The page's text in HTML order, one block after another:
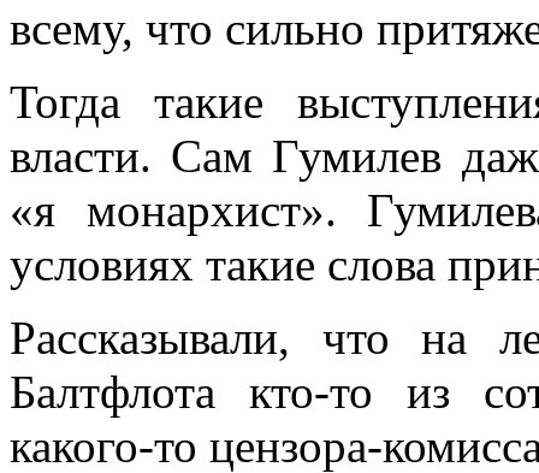
всему, что сильно
Тогда такие
власти. Сам Гумилев
«я монархист».
условиях такие слова
Рассказывали, что на
Балтфлота кто-то из
какого-то цензора-